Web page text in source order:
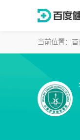
当前位置： 首